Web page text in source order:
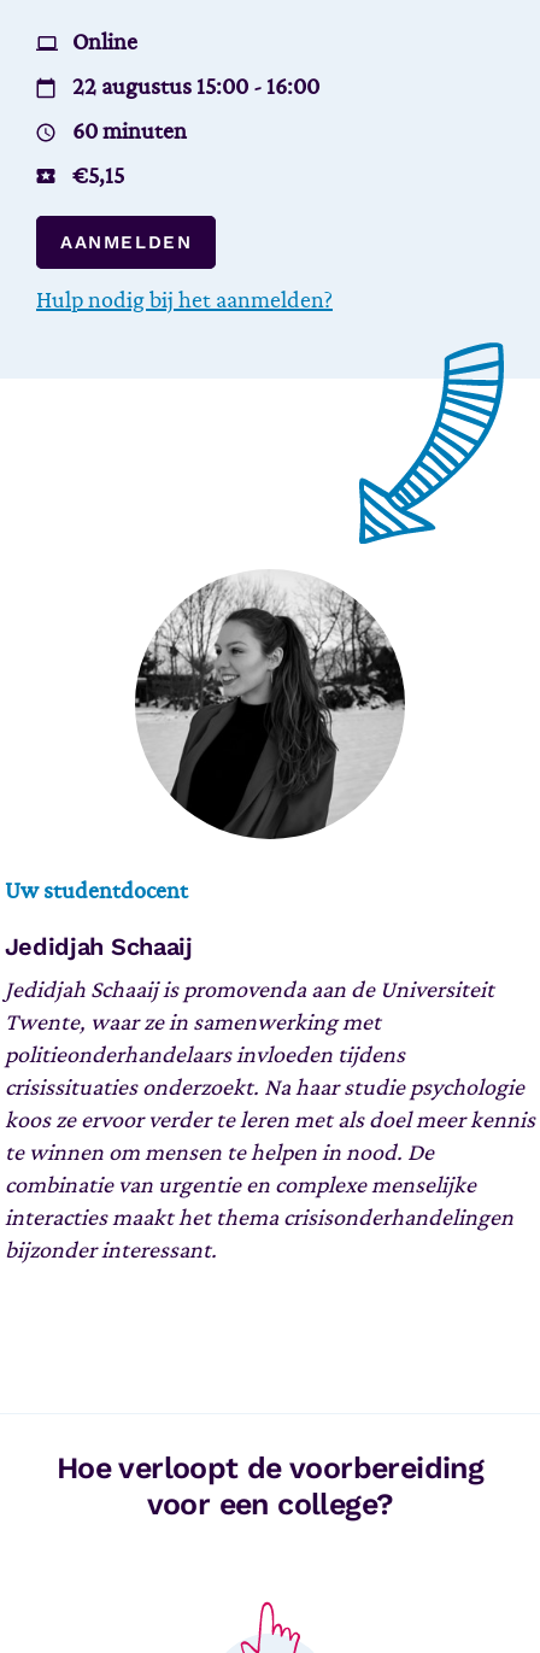
Online
22 augustus 15:00 - 16:00
60 minuten
€5,15
AANMELDEN
Hulp nodig bij het aanmelden?
Uw studentdocent
Jedidjah Schaaij
Jedidjah Schaaij is promovenda aan de Universiteit
Twente, waar ze in samenwerking met
politieonderhandelaars invloeden tijdens
crisissituaties onderzoekt. Na haar studie psychologie
koos ze ervoor verder te leren met als doel meer kennis
te winnen om mensen te helpen in nood. De
combinatie van urgentie en complexe menselijke
interacties maakt het thema crisisonderhandelingen
bijzonder interessant.
Hoe verloopt de voorbereiding
voor een college?